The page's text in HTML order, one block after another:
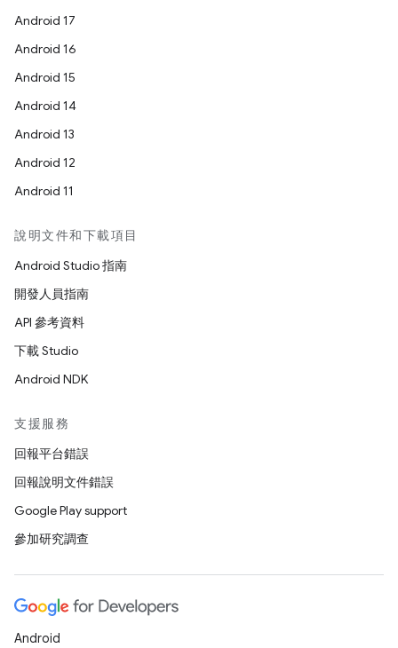
Android 17
Android 16
Android 15
Android 14
Android 13
Android 12
Android 11
說明文件和下載項目
Android Studio 指南
開發人員指南
API 參考資料
下載 Studio
Android NDK
支援服務
回報平台錯誤
回報說明文件錯誤
Google Play support
參加研究調查
Android